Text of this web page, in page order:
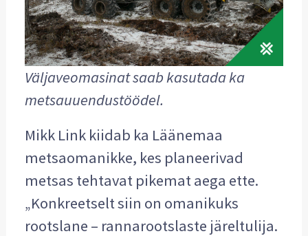
Väljaveomasinat saab kasutada ka
metsauuendustöödel.
Mikk Link kiidab ka Läänemaa
metsaomanikke, kes planeerivad
metsas tehtavat pikemat aega ette.
„Konkreetselt siin on omanikuks
rootslane – rannarootslaste järeltulija.